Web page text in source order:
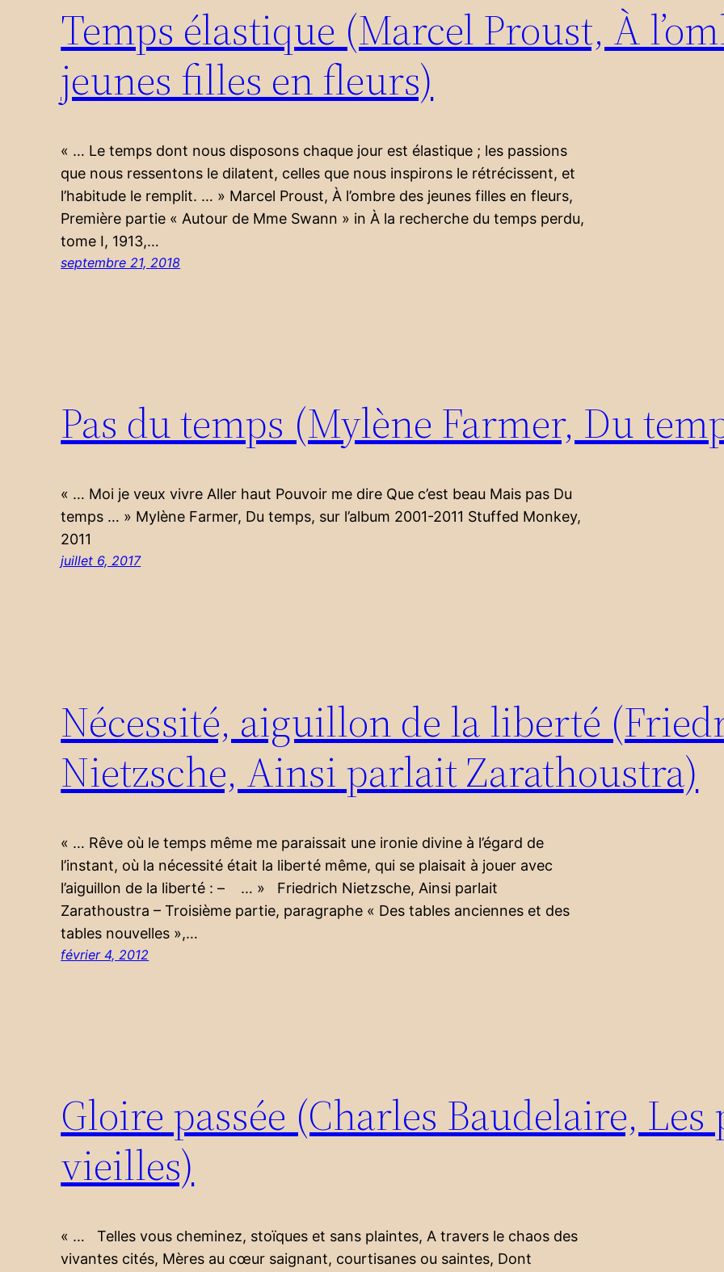
Temps élastique (Marcel Proust, À
jeunes filles en fleurs)
« … Le temps dont nous disposons chaque jour est élastique ; les passions
que nous ressentons le dilatent, celles que nous inspirons le rétrécissent, et
l’habitude le remplit. … » Marcel Proust, À l’ombre des jeunes filles en fleurs,
Première partie « Autour de Mme Swann » in À la recherche du temps perdu,
tome I, 1913,…
septembre 21, 2018
Pas du temps (Mylène Farmer, Du
« … Moi je veux vivre Aller haut Pouvoir me dire Que c’est beau Mais pas Du
temps … » Mylène Farmer, Du temps, sur l’album 2001-2011 Stuffed Monkey,
2011
juillet 6, 2017
Nécessité, aiguillon de la liberté
Nietzsche, Ainsi parlait Zarathoustra)
« … Rêve où le temps même me paraissait une ironie divine à l’égard de
l’instant, où la nécessité était la liberté même, qui se plaisait à jouer avec
l’aiguillon de la liberté : – … » Friedrich Nietzsche, Ainsi parlait
Zarathoustra – Troisième partie, paragraphe « Des tables anciennes et des
tables nouvelles »,…
février 4, 2012
Gloire passée (Charles Baudelaire, Les
vieilles)
« … Telles vous cheminez, stoïques et sans plaintes, A travers le chaos des
vivantes cités, Mères au cœur saignant, courtisanes ou saintes, Dont